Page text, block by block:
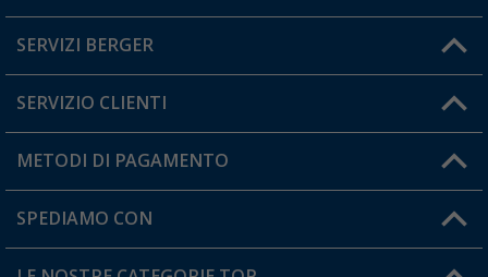
Hai una domanda?
SERVIZI BERGER
Diventare rivenditori
Il mio Account
Carta fedeltà Berger
SERVIZIO CLIENTI
Informazioni sulla spedizione
Resi
METODI DI PAGAMENTO
SPEDIAMO CON